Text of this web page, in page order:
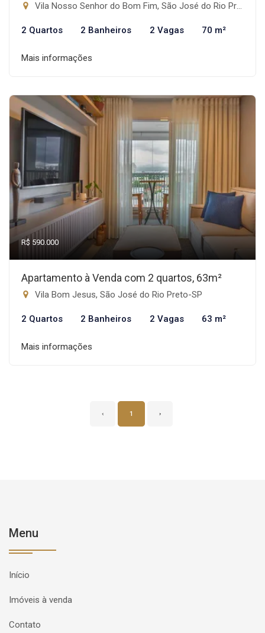
Vila Nosso Senhor do Bom Fim, São José do Rio Preto-SP
2 Quartos 2 Banheiros 2 Vagas 70 m²
Mais informações
R$ 590.000
Apartamento à Venda com 2 quartos, 63m²
Vila Bom Jesus, São José do Rio Preto-SP
2 Quartos 2 Banheiros 2 Vagas 63 m²
Mais informações
‹ 1 ›
Menu
Início
Imóveis à venda
Contato